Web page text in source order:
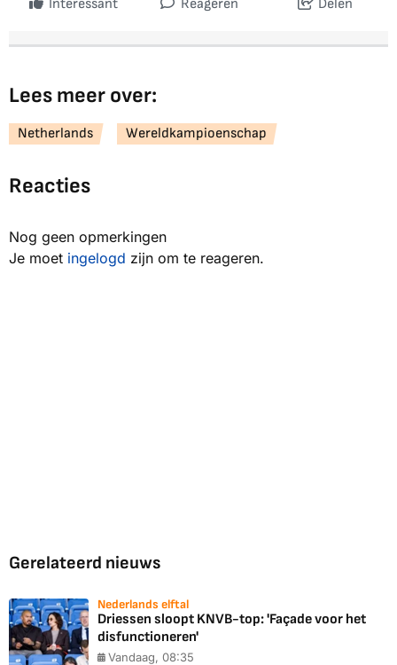
Interessant Reageren Delen
Lees meer over:
Netherlands Wereldkampioenschap
Reacties
Nog geen opmerkingen
Je moet ingelogd zijn om te reageren.
Gerelateerd nieuws
Nederlands elftal
Driessen sloopt KNVB-top: 'Façade voor het
disfunctioneren'
Vandaag, 08:35